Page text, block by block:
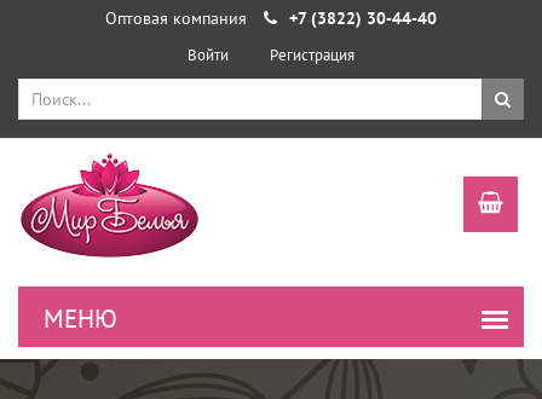
Оптовая компания +7 (3822) 30-44-40
Войти Регистрация